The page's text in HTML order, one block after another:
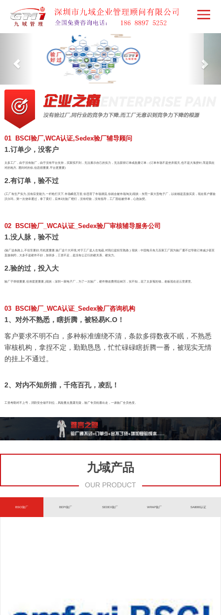
01 BSCI验厂,WCA认证,Sedex验厂辅导顾问
1.订单少，没客户
太多工厂，由于没有验厂，由于没有平台支持，买家找不到，无法展示自己的实力，无法获得订单或批量订单；(订单市场不是坐井观天,也不是大海捞针,而是我在
对的地方, 遇到对的你,信息很重要,平台更重要)
2.有订单，验不过
(工厂有生产实力,没有应变能力,一杆枪打天下,市场瞬息万变,你违背了市场潮流,你就会被市场淘汰)现状：东莞一家大型电子厂，以前都是直接买卖，现在客户要验
沃尔玛，第一次侥幸通过，拿了黄灯，后来2次验厂橙灯，没有经验，没有指导，工厂面临被停单，心急如焚。
02 BSCI验厂_WCA认证_Sedex验厂审核辅导服务公司
1.没人脉，验不过
(验厂这条路上,不但车要好,司机更重要,验厂这个大环境,对于工厂是人生地疏,对我们是轻车熟路.) 现状：中国每天有几百家工厂因为验厂通不过导致订单减少甚至
直接倒闭，大多不是硬件不好，加班多，工资不足，是没有公正行的硬关系、硬实力。
2.验的过，投入大
验厂子弹很重要,但准星更重要,)现状：深圳一家电子厂，为了一次验厂，硬件整改费用近80万，实不知，花了太多冤枉钱，老板现在还云里雾里。
03 BSCI验厂_WCA认证_Sedex验厂咨询机构
1、对外不熟悉，瞎折腾，被轻易K.O！
客户要求不明不白，多种标准缠绕不清，条款多得数夜不眠，不熟悉
审核机构，拿捏不定，勤勤恳恳，忙忙碌碌瞎折腾一番，被现实无情
的挂上不通过。
2、对内不知所措，千疮百孔，凌乱！
工资考勤对不上号，消防安全做不到位，风险重点显露无疑，验厂专员轮番出走，一谈验厂全员色变。
九域产品
OUR PRODUCT
BSCI验厂 BEPI验厂 SEDEX验厂 WRAP验厂 SA8000认证